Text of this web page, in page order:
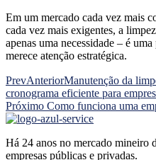
Em um mercado cada vez mais
cada vez mais exigentes, a
apenas uma necessidade – é
merece atenção estratégica.
PrevAnteriorManutenção da
cronograma eficiente para
Próximo Como funciona uma
Há 24 anos no mercado mineiro
empresas públicas e privadas.